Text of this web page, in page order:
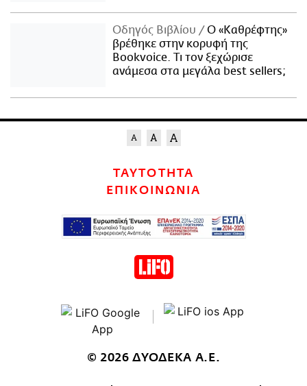
Οδηγός Βιβλίου
Ο «Καθρέφτης»
βρέθηκε στην κορυφή της
Bookvoice. Τι τον ξεχώρισε
ανάμεσα στα μεγάλα best sellers;
ΤΑΥΤΟΤΗΤΑ
ΕΠΙΚΟΙΝΩΝΙΑ
© 2026 ΔΥΟΔΕΚΑ Α.Ε.